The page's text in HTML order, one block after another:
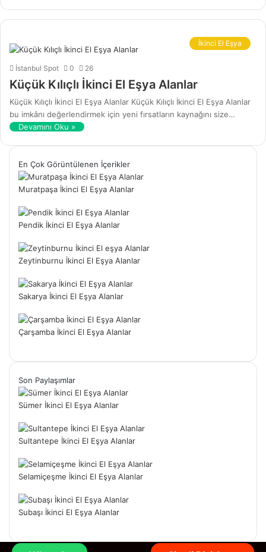
İkinci El Eşya
İstanbul Spot 0 26
Küçük Kılıçlı İkinci El Eşya Alanlar
Küçük Kılıçlı İkinci El Eşya Alanlar Küçük Kılıçlı İkinci El Eşya Alanlar
bu imkânı değerlendirmek için yeni fırsatların kaynağını size…
Devamını Oku »
En Çok Görüntülenen İçerikler
Muratpaşa İkinci El Eşya Alanlar
Pendik İkinci El Eşya Alanlar
Zeytinburnu İkinci El Eşya Alanlar
Sakarya İkinci El Eşya Alanlar
Çarşamba İkinci El Eşya Alanlar
Son Paylaşımlar
Sümer İkinci El Eşya Alanlar
Sultantepe İkinci El Eşya Alanlar
Selamiçeşme İkinci El Eşya Alanlar
Subaşı İkinci El Eşya Alanlar